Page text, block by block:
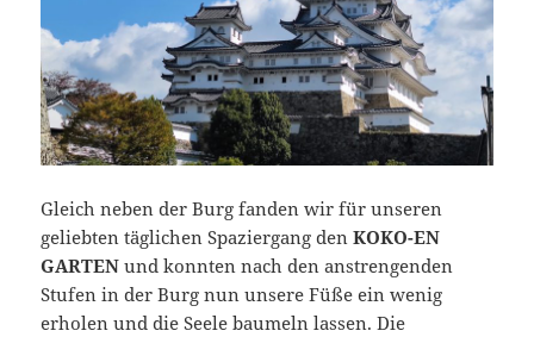
Gleich neben der Burg fanden wir für unseren
geliebten täglichen Spaziergang denKOKO-EN
GARTEN und konnten nach den anstrengenden
Stufen in der Burg nun unsere Füße ein wenig
erholen und die Seele baumeln lassen. Die